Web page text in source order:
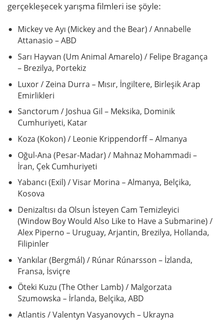
gerçekleşecek yarışma filmleri ise şöyle:
Mickey ve Ayı (Mickey and the Bear) / Annabelle
Attanasio – ABD
Sarı Hayvan (Um Animal Amarelo) / Felipe Bragança
– Brezilya, Portekiz
Luxor / Zeina Durra – Mısır, İngiltere, Birleşik Arap
Emirlikleri
Sanctorum / Joshua Gil – Meksika, Dominik
Cumhuriyeti, Katar
Koza (Kokon) / Leonie Krippendorff – Almanya
Oğul-Ana (Pesar-Madar) / Mahnaz Mohammadi –
İran, Çek Cumhuriyeti
Yabancı (Exil) / Visar Morina – Almanya, Belçika,
Kosova
Denizaltısı da Olsun İsteyen Cam Temizleyici
(Window Boy Would Also Like to Have a Submarine) /
Alex Piperno – Uruguay, Arjantin, Brezilya, Hollanda,
Filipinler
Yankılar (Bergmál) / Rúnar Rúnarsson – İzlanda,
Fransa, İsviçre
Öteki Kuzu (The Other Lamb) / Malgorzata
Szumowska – İrlanda, Belçika, ABD
Atlantis / Valentyn Vasyanovych – Ukrayna